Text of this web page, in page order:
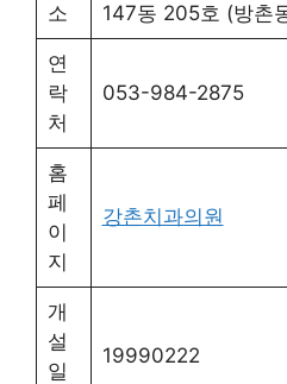
소
147동 205호 (방촌
연
락
처
053-984-2875
홈
페
이
지
강촌치과의원
개
설
일
19990222